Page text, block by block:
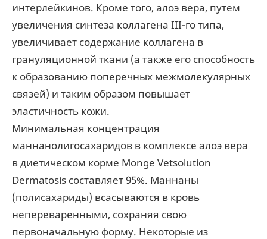
интерлейкинов. Кроме того, алоэ вера, путем
увеличения синтеза коллагена III-го типа,
увеличивает содержание коллагена в
грануляционной ткани (а также его способность
к образованию поперечных межмолекулярных
связей) и таким образом повышает
эластичность кожи.
Минимальная концентрация
маннанолигосахаридов в комплексе алоэ вера
в диетическом корме Monge Vetsolution
Dermatosis составляет 95%. Маннаны
(полисахариды) всасываются в кровь
непереваренными, сохраняя свою
первоначальную форму. Некоторые из